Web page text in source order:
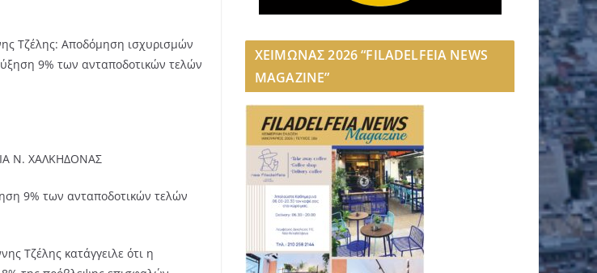
Τζέλης: Αποδόμηση ισχυρισμών
9% των ανταποδοτικών τελών
Ν. ΧΑΛΚΗΔΟΝΑΣ
9% των ανταποδοτικών τελών
Τζέλης κατάγγειλε ότι η
ΧΕΙΜΩΝΑΣ 2026 “FILADELFEIA NEWS
MAGAZINE”